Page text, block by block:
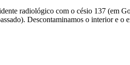
radiológico com o césio 137 (em
Descontaminamos o interior e o